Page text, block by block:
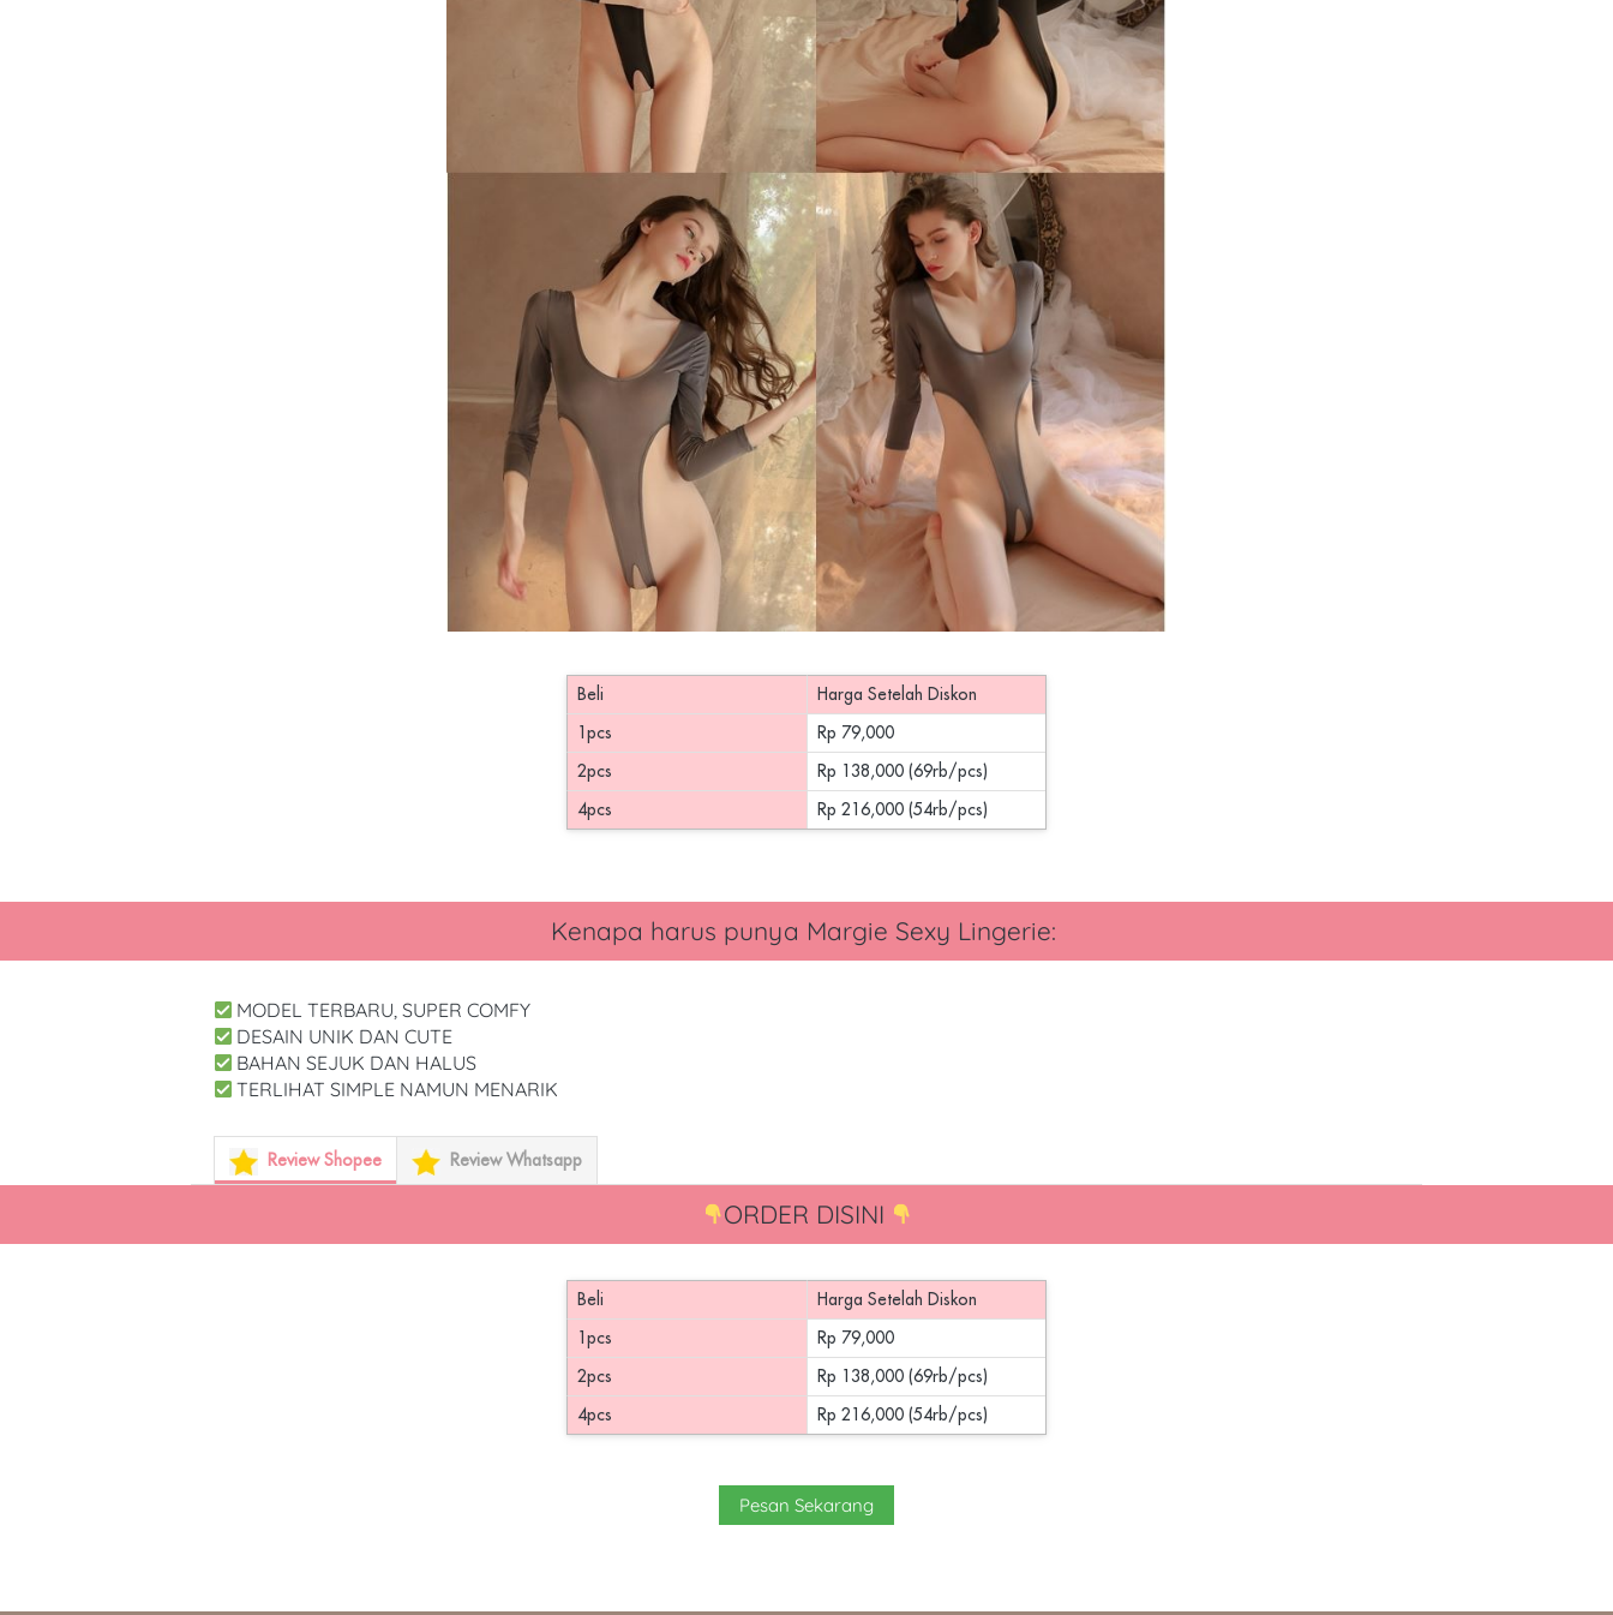
Beli
Harga Setelah Diskon
1pcs
Rp 79,000
2pcs
Rp 138,000 (69rb/pcs)
4pcs
Rp 216,000 (54rb/pcs)
Kenapa harus punya Margie Sexy Lingerie:
MODEL TERBARU, SUPER COMFY
DESAIN UNIK DAN CUTE
BAHAN SEJUK DAN HALUS
TERLIHAT SIMPLE NAMUN MENARIK
Review Shopee Review Whatsapp
ORDER DISINI
Beli
Harga Setelah Diskon
1pcs
Rp 79,000
2pcs
Rp 138,000 (69rb/pcs)
4pcs
Rp 216,000 (54rb/pcs)
`Pesan Sekarang